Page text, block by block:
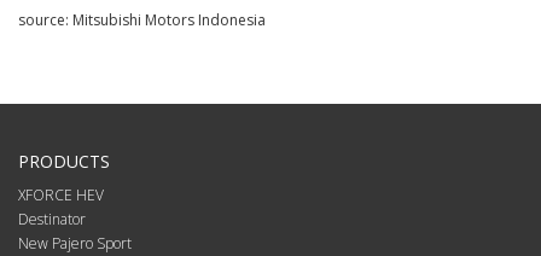
source: Mitsubishi Motors Indonesia
PRODUCTS
XFORCE HEV
Destinator
New Pajero Sport